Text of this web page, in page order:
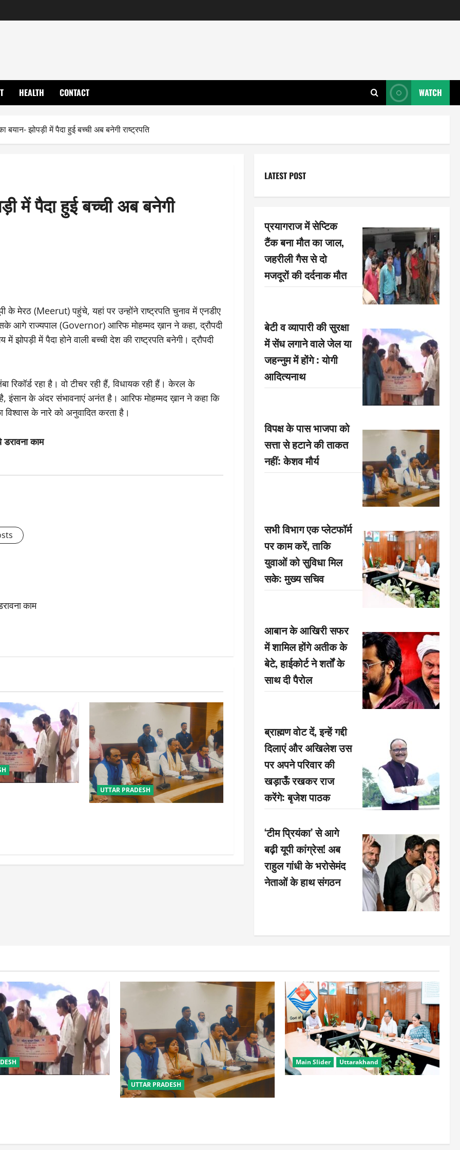
HEALTH CONTACT WATCH
झोपड़ी में पैदा हुई बच्ची अब बनेगी राष्ट्रपति
में पैदा हुई बच्ची अब बनेगी
मेरठ (Meerut) पहुंचे, यहां पर उन्होंने राष्ट्रपति चुनाव में एनडीए
आगे राज्यपाल (Governor) आरिफ मोहम्मद ख़ान ने कहा, द्रौपदी
झोपड़ी में पैदा होने वाली बच्ची देश की राष्ट्रपति बनेगी। द्रौपदी
रहा है। वो टीचर रही हैं, विधायक रही हैं। केरल के
है, इंसान के अंदर संभावनाएं अनंत है। आरिफ मोहम्मद ख़ान ने कहा कि
विश्वास के नारे को अनुवादित करता है।
काम
काम
UTTAR PRADESH
LATEST POST
प्रयागराज में सेप्टिक
टैंक बना मौत का जाल,
जहरीली गैस से दो
मजदूरों की दर्दनाक मौत
बेटी व व्यापारी की सुरक्षा
में सेंध लगाने वाले जेल या
जहन्नुम में होंगे : योगी
आदित्यनाथ
विपक्ष के पास भाजपा को
सत्ता से हटाने की ताकत
नहीं: केशव मौर्य
सभी विभाग एक प्लेटफॉर्म
पर काम करें, ताकि
युवाओं को सुविधा मिल
सके: मुख्य सचिव
आबान के आखिरी सफर
में शामिल होंगे अतीक के
बेटे, हाईकोर्ट ने शर्तों के
साथ दी पैरोल
ब्राह्मण वोट दें, इन्हें गद्दी
दिलाएं और अखिलेश उस
पर अपने परिवार की
खड़ाऊँ रखकर राज
करेंगे: बृजेश पाठक
‘टीम प्रियंका’ से आगे
बढ़ी यूपी कांग्रेस! अब
राहुल गांधी के भरोसेमंद
नेताओं के हाथ संगठन
UTTAR PRADESH
Main Slider Uttarakhand